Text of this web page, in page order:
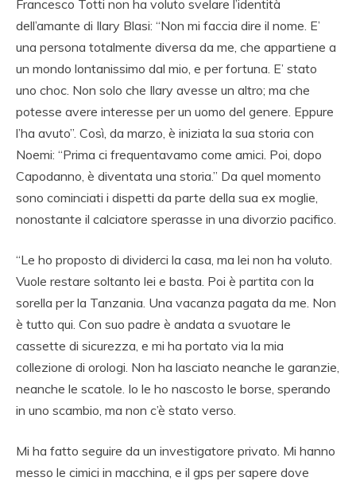
Francesco Totti non ha voluto svelare l’identità
dell’amante di Ilary Blasi: “Non mi faccia dire il nome. E’
una persona totalmente diversa da me, che appartiene a
un mondo lontanissimo dal mio, e per fortuna. E’ stato
uno choc. Non solo che Ilary avesse un altro; ma che
potesse avere interesse per un uomo del genere. Eppure
l’ha avuto”. Così, da marzo, è iniziata la sua storia con
Noemi: “Prima ci frequentavamo come amici. Poi, dopo
Capodanno, è diventata una storia.” Da quel momento
sono cominciati i dispetti da parte della sua ex moglie,
nonostante il calciatore sperasse in una divorzio pacifico.
“Le ho proposto di dividerci la casa, ma lei non ha voluto.
Vuole restare soltanto lei e basta. Poi è partita con la
sorella per la Tanzania. Una vacanza pagata da me. Non
è tutto qui. Con suo padre è andata a svuotare le
cassette di sicurezza, e mi ha portato via la mia
collezione di orologi. Non ha lasciato neanche le garanzie,
neanche le scatole. Io le ho nascosto le borse, sperando
in uno scambio, ma non c’è stato verso.
Mi ha fatto seguire da un investigatore privato. Mi hanno
messo le cimici in macchina, e il gps per sapere dove